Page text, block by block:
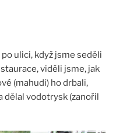
ulici, když jsme seděli
viděli jsme, jak
(mahudi) ho drbali,
dělal vodotrysk (zanořil